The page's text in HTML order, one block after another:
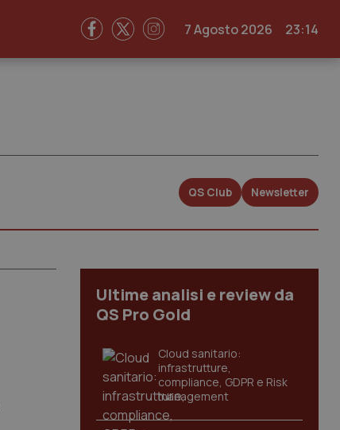
7 Agosto 2026 23:14
QS Club Newsletter
Ultime analisi e review da
QS Pro Gold
Cloud sanitario:
infrastrutture,
compliance, GDPR e Risk
management